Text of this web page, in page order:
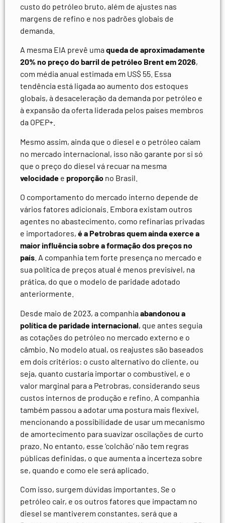
custo do petróleo bruto, além de ajustes nas
margens de refino e nos padrões globais de
demanda.
A mesma EIA prevê uma queda de aproximadamente
20% no preço do barril de petróleo Brent em 2026,
com média anual estimada em US$ 55. Essa
tendência está ligada ao aumento dos estoques
globais, à desaceleração da demanda por petróleo e
à expansão da oferta liderada pelos países membros
da OPEP+.
Mesmo assim, ainda que o diesel e o petróleo caiam
no mercado internacional, isso não garante por si só
que o preço do diesel vá recuar na mesma
velocidade e proporção no Brasil.
O comportamento do mercado interno depende de
vários fatores adicionais. Embora existam outros
agentes no abastecimento, como refinarias privadas
e importadores, é a Petrobras quem ainda exerce a
maior influência sobre a formação dos preços no
país . A companhia tem forte presença no mercado e
sua política de preços atual é menos previsível, na
prática, do que o modelo de paridade adotado
anteriormente.
Desde maio de 2023, a companhia abandonou a
política de paridade internacional, que antes seguia
as cotações do petróleo no mercado externo e o
câmbio. No modelo atual, os reajustes são baseados
em dois critérios: o custo alternativo do cliente, ou
seja, quanto custaria importar o combustível, e o
valor marginal para a Petrobras, considerando seus
custos internos de produção e refino. A companhia
também passou a adotar uma postura mais flexível,
mencionando a possibilidade de usar um mecanismo
de amortecimento para suavizar oscilações de curto
prazo. No entanto, esse ‘colchão’ não tem regras
públicas definidas, o que aumenta a incerteza sobre
se, quando e como ele será aplicado.
Com isso, surgem dúvidas importantes. Se o
petróleo cair, e os outros fatores que impactam no
diesel se mantiverem constantes, será que a